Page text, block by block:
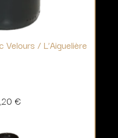
Velours / L’Aiguelière
€